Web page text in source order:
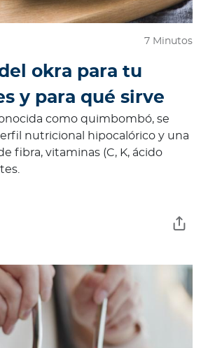
7 Minutos
okra para tu
y para qué sirve
como quimbombó, se
nutricional hipocalórico y una
fibra, vitaminas (C, K, ácido